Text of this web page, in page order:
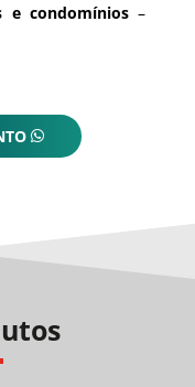
e condomínios–